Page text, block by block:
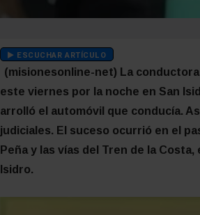
ESCUCHAR ARTÍCULO
(misionesonline-net) La
este viernes por la noche en San
arrolló el automóvil que conducía.
judiciales. El suceso ocurrió en el
Peña y las vías del Tren de la
Isidro.